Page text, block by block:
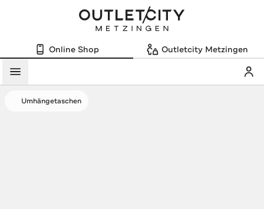
Online Shop Outletcity Metzingen
Menü
Umhängetaschen